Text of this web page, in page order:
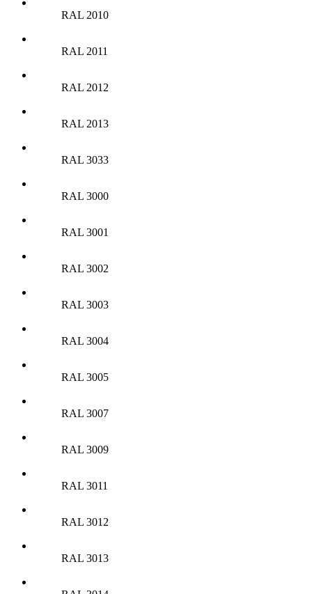
RAL 2010
RAL 2011
RAL 2012
RAL 2013
RAL 3033
RAL 3000
RAL 3001
RAL 3002
RAL 3003
RAL 3004
RAL 3005
RAL 3007
RAL 3009
RAL 3011
RAL 3012
RAL 3013